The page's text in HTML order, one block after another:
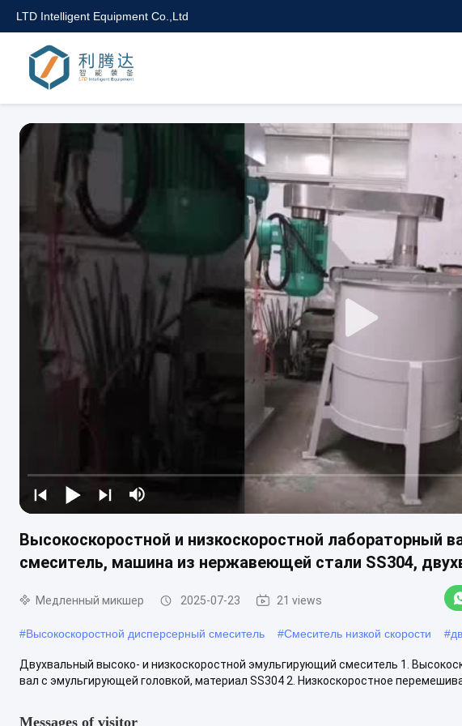
LTD Intelligent Equipment Co.,Ltd
Высокоскоростной и низкоскоростной лабораторный
смеситель, машина из нержавеющей стали SS304,
Медленный микшер 2025-07-23 21 views
#Высокоскоростной дисперсерный смеситель #Смеситель низкой скорости #
Двухвальный высоко- и низкоскоростной эмульгирующий смеситель 1.
вал с эмульгирующей головкой, материал SS304 2. Низкоскоростное
Messages of visitor